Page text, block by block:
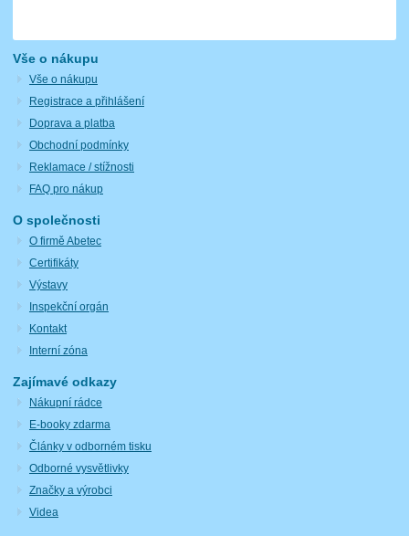
Vše o nákupu
Vše o nákupu
Registrace a přihlášení
Doprava a platba
Obchodní podmínky
Reklamace / stížnosti
FAQ pro nákup
O společnosti
O firmě Abetec
Certifikáty
Výstavy
Inspekční orgán
Kontakt
Interní zóna
Zajímavé odkazy
Nákupní rádce
E-booky zdarma
Články v odborném tisku
Odborné vysvětlivky
Značky a výrobci
Videa